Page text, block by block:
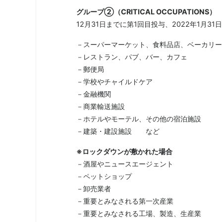
グループ②（CRITICAL OCCUPATIONS）
12月31日までに第1回目投与、2022年1月31
－スーパーマーケット、食料品店、ベーカリー
－レストラン、パブ、バー、カフェ
－郵便局
－学校やチャイルドケア
－金融機関
－商業輸送施設
－ホテルやモーテル、その他の宿泊施設
－建築・建設施設 など
※ロックダウンが敷かれた場合
－酒屋やニュースエージェント
－ペットショップ
－卸売業者
－重要とみなされる第一次産業
－重要とみなされる工場、製造、生産業